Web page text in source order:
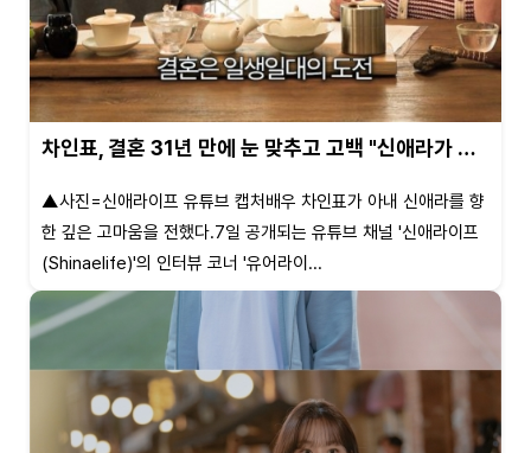
차인표, 결혼 31년 만에 눈 맞추고 고백 "신애라가 …
▲사진=신애라이프 유튜브 캡처배우 차인표가 아내 신애라를 향
한 깊은 고마움을 전했다.7일 공개되는 유튜브 채널 '신애라이프
(Shinaelife)'의 인터뷰 코너 '유어라이...